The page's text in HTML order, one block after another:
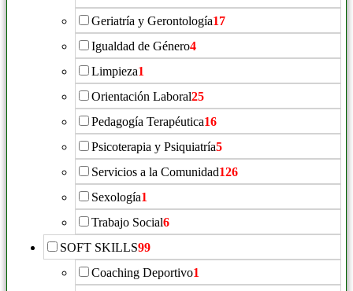
Geriatría y Gerontología17
Igualdad de Género4
Limpieza1
Orientación Laboral25
Pedagogía Terapéutica16
Psicoterapia y Psiquiatría5
Servicios a la Comunidad126
Sexología1
Trabajo Social6
SOFT SKILLS99
Coaching Deportivo1